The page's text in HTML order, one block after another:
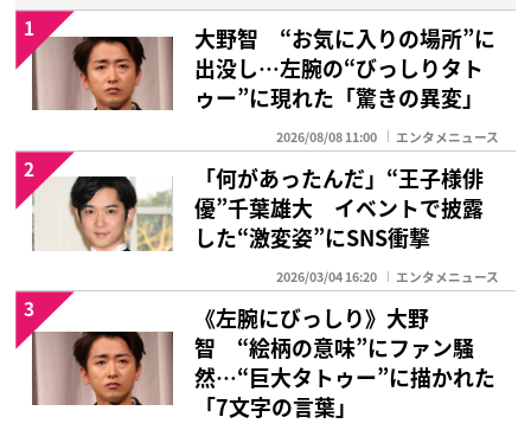
大野智 “お気に入りの場所”に
出没し…左腕の“びっしりタト
ゥー”に現れた「驚きの異変」
2026/08/08 11:00 エンタメニュース
1
「何があったんだ」“王子様俳
優”千葉雄大 イベントで披露
した“激変姿”にSNS衝撃
2026/03/04 16:20 エンタメニュース
2
《左腕にびっしり》大野
智 “絵柄の意味”にファン騒
然…“巨大タトゥー”に描かれた
「7文字の言葉」
3